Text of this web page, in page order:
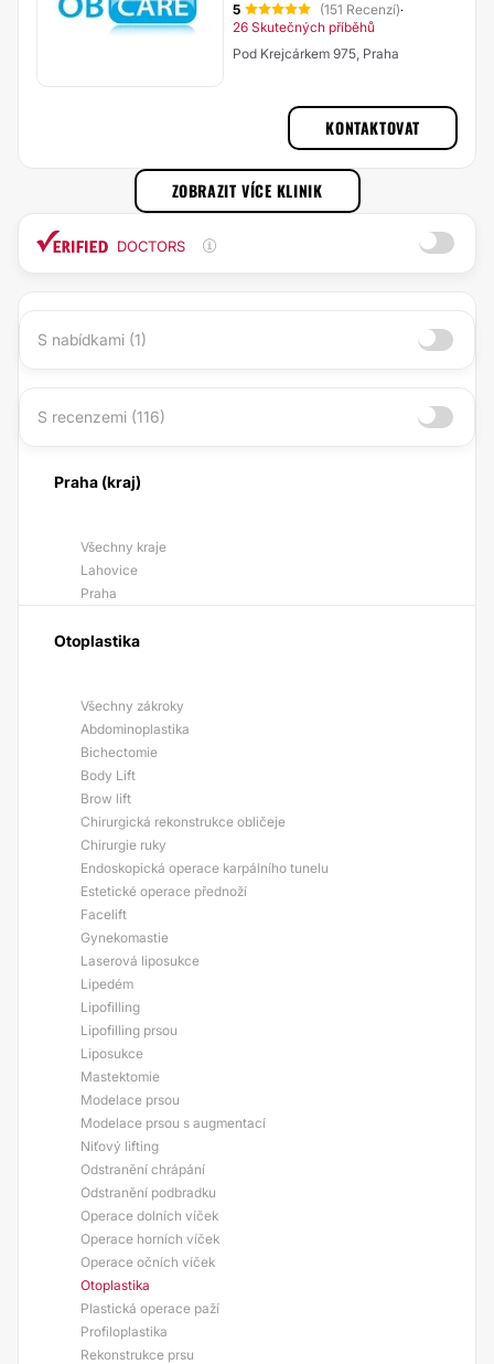
5 (151 Recenzí)·
26 Skutečných příběhů
Pod Krejcárkem 975, Praha
KONTAKTOVAT
ZOBRAZIT VÍCE KLINIK
DOCTORS
S nabídkami (1)
S recenzemi (116)
Praha (kraj)
Všechny kraje
Lahovice
Praha
Otoplastika
Všechny zákroky
Abdominoplastika
Bichectomie
Body Lift
Brow lift
Chirurgická rekonstrukce obličeje
Chirurgie ruky
Endoskopická operace karpálního tunelu
Estetické operace přednoží
Facelift
Gynekomastie
Laserová liposukce
Lipedém
Lipofilling
Lipofilling prsou
Liposukce
Mastektomie
Modelace prsou
Modelace prsou s augmentací
Niťový lifting
Odstranění chrápání
Odstranění podbradku
Operace dolních víček
Operace horních víček
Operace očních víček
Otoplastika
Plastická operace paží
Profiloplastika
Rekonstrukce prsu